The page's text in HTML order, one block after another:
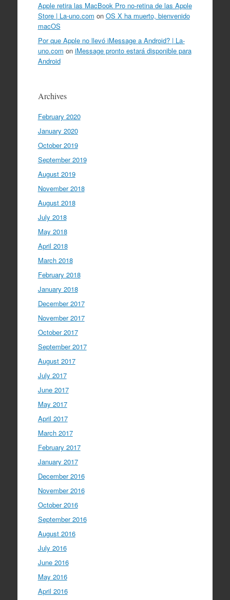
Apple retira las MacBook Pro no-retina de las Apple
Store | La-uno.com on OS X ha muerto, bienvenido
macOS
Por que Apple no llevó iMessage a Android? | La-
uno.com on iMessage pronto estará disponible para
Android
Archives
February 2020
January 2020
October 2019
September 2019
August 2019
November 2018
August 2018
July 2018
May 2018
April 2018
March 2018
February 2018
January 2018
December 2017
November 2017
October 2017
September 2017
August 2017
July 2017
June 2017
May 2017
April 2017
March 2017
February 2017
January 2017
December 2016
November 2016
October 2016
September 2016
August 2016
July 2016
June 2016
May 2016
April 2016